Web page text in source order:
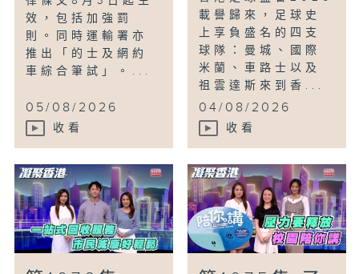
效，包括加強罰
則。同時運輸署亦
推出「的士及網約
車綜合筆試」。...
05/08/2026
收看
載譽歸來，足球史
上享負盛名的四支
球隊：曼城、國際
米蘭、車路士以及
祖雲達斯來到香...
04/08/2026
收看